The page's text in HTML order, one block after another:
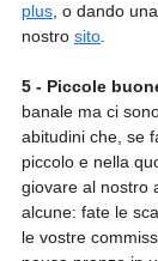
plus, o dando
nostro sito.
5 - Piccole
banale ma ci
abitudini che, se
piccolo e nella
giovare al nostro
alcune: fate le
le vostre